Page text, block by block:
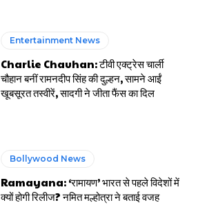
Entertainment News
Charlie Chauhan: टीवी एक्ट्रेस चार्ली
चौहान बनीं रामनदीप सिंह की दुल्हन, सामने आईं
खूबसूरत तस्वीरें, सादगी ने जीता फैंस का दिल
Bollywood News
Ramayana: ‘रामायण’ भारत से पहले विदेशों में
क्यों होगी रिलीज? नमित मल्होत्रा ने बताई वजह